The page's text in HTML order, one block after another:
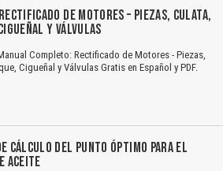
DE MOTORES – PIEZAS, CULATA,
Y VÁLVULAS
Completo: Rectificado de Motores - Piezas,
Cigueñal y Válvulas Gratis en Español y PDF.
CÁLCULO DEL PUNTO ÓPTIMO PARA EL
ACEITE